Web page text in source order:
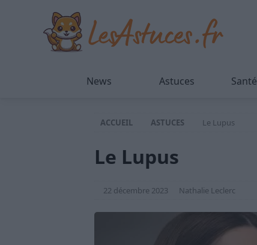
News Astuces Santé
ACCUEIL ASTUCES Le Lupus
Le Lupus
22 décembre 2023 Nathalie Leclerc